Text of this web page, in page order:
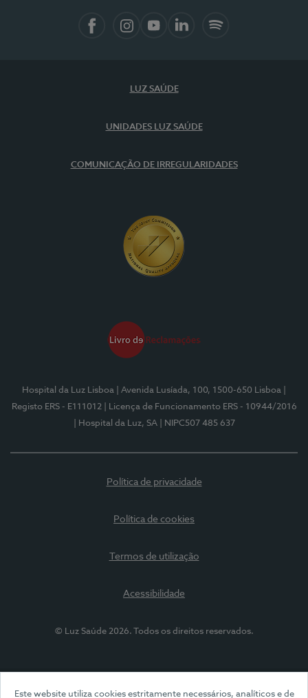
Este website utiliza cookies estritamente necessários, analíticos e de
LUZ SAÚDE
UNIDADES LUZ SAÚDE
COMUNICAÇÃO DE IRREGULARIDADES
Hospital da Luz Lisboa | Avenida Lusíada, 100, 1500-650 Lisboa
Registo ERS - E111012
| Licença de Funcionamento ERS - 10944/2016
| Hospital da Luz, SA
| NIPC507 485 637
Política de privacidade
Política de cookies
Termos de utilização
Acessibilidade
© Luz Saúde 2026. Todos os direitos reservados.